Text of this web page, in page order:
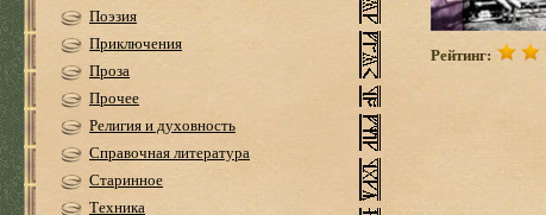
Поэзия
Приключения
Проза
Прочее
Религия и духовность
Справочная литература
Старинное
Техника
Рейтинг: